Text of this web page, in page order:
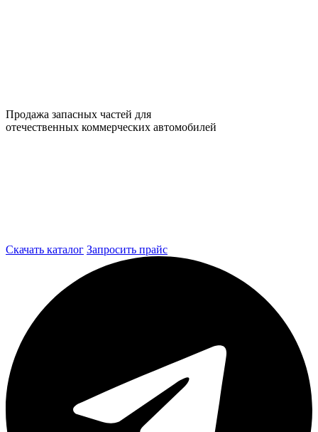
Продажа запасных частей для
отечественных коммерческих автомобилей
Скачать каталог Запросить прайс